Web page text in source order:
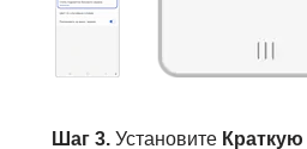
Шаг 3.Установите Краткую